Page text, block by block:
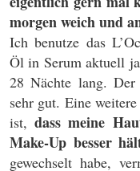
morgen weich und
Ich benutze das
Öl in Serum aktuell
28 Nächte lang.
sehr gut. Eine
ist,dass meine
Make-Up besser
gewechselt habe,